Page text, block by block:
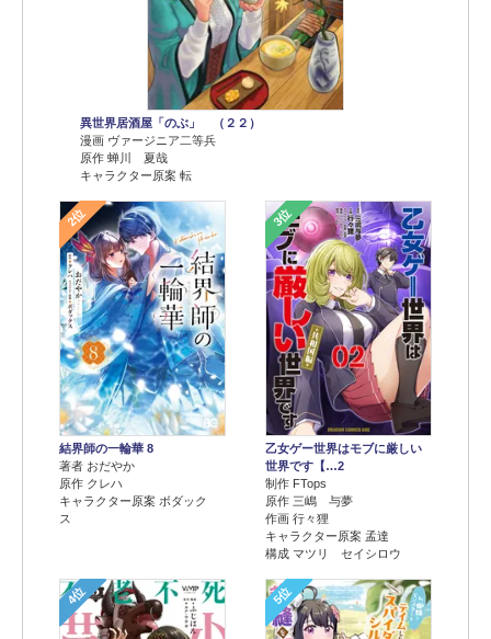
異世界居酒屋「のぶ」 （２２）
漫画 ヴァージニア二等兵
原作 蝉川 夏哉
キャラクター原案 転
2位
結界師の一輪華 8
著者 おだやか
原作 クレハ
キャラクター原案 ボダック
ス
3位
乙女ゲー世界はモブに厳しい
世界です【…2
制作 FTops
原作 三嶋 与夢
作画 行々狸
キャラクター原案 孟達
構成 マツリ セイシロウ
4位 5位